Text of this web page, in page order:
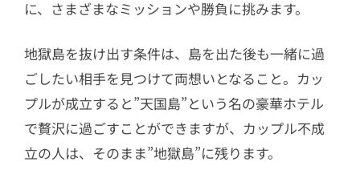
5.5 キム・ジョンス
5.6新メンバー アン・ジョンフン
6MCは変わらず既存の5人体制
6.1ホン・ジンギョン
6.2イ・ダヒ
6.3
キュヒョン（SUPER JUNIOR）
に、さまざまなミッションや勝負に挑みます。
地獄島を抜け出す条件は、島を出た後も一緒に過
ごしたい相手を見つけて両想いとなること。カッ
プルが成立すると”天国島”という名の豪華ホテル
で贅沢に過ごすことができますが、カップル不成
立の人は、そのまま”地獄島”に残ります。